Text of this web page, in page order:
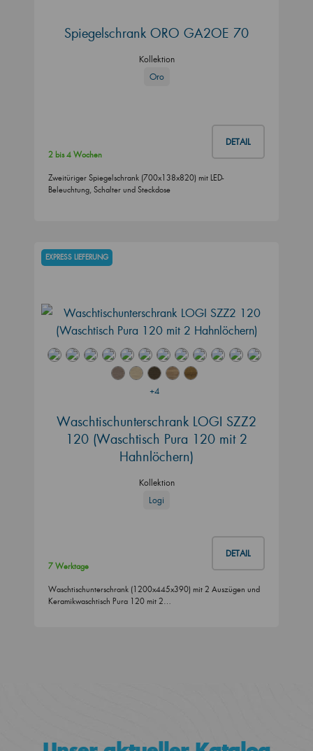
Spiegelschrank ORO GA2OE 70
Kollektion
Oro
DETAIL
2 bis 4 Wochen
Zweitüriger Spiegelschrank (700x138x820) mit LED-
Beleuchtung, Schalter und Steckdose
+4
EXPRESS LIEFERUNG
Waschtischunterschrank LOGI SZZ2
120 (Waschtisch Pura 120 mit 2
Hahnlöchern)
Kollektion
Logi
DETAIL
7 Werktage
Waschtischunterschrank (1200x445x390) mit 2 Auszügen und
Keramikwaschtisch Pura 120 mit 2…